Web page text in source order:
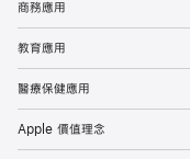
商務應用
教育應用
醫療保健應用
Apple 價值理念